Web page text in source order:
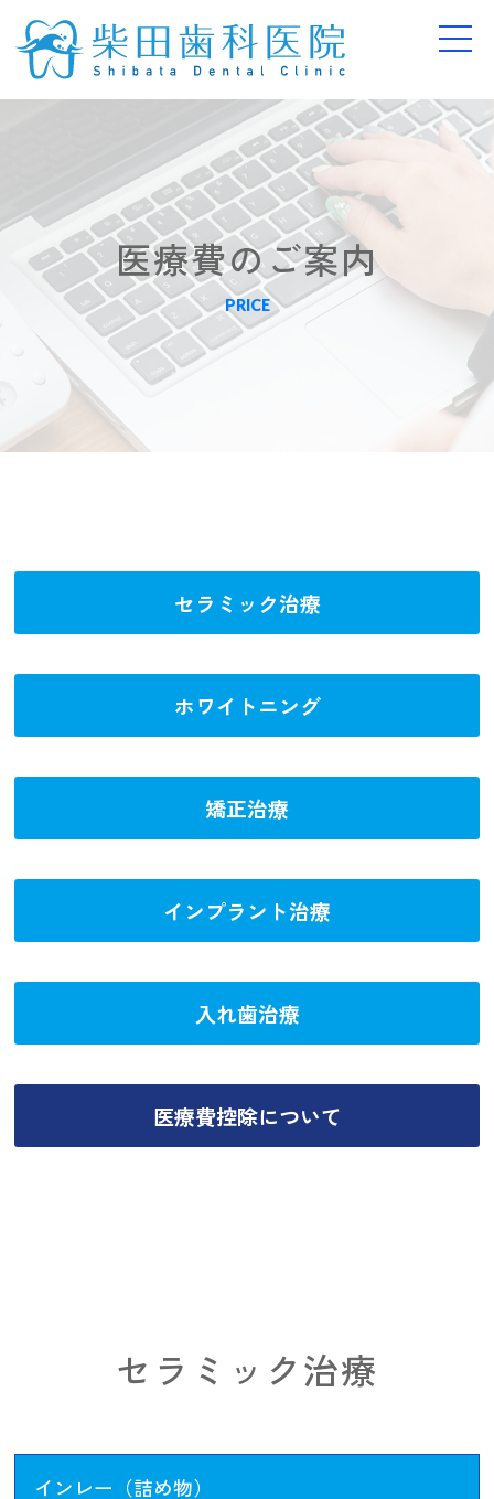
医療費のご案内
PRICE
セラミック治療
ホワイトニング
矯正治療
インプラント治療
入れ歯治療
医療費控除について
セラミック治療
インレー（詰め物）